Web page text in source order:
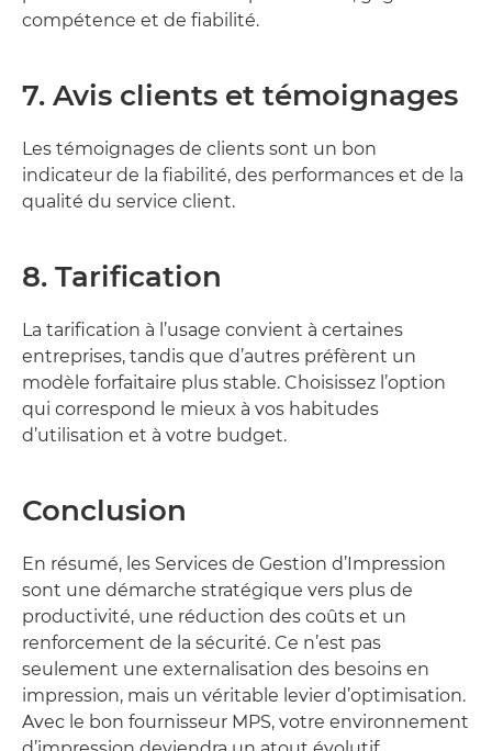
compétence et de fiabilité.
7. Avis clients et témoignages
Les témoignages de clients sont un bon
indicateur de la fiabilité, des performances et de la
qualité du service client.
8. Tarification
La tarification à l’usage convient à certaines
entreprises, tandis que d’autres préfèrent un
modèle forfaitaire plus stable. Choisissez l’option
qui correspond le mieux à vos habitudes
d’utilisation et à votre budget.
Conclusion
En résumé, les Services de Gestion d’Impression
sont une démarche stratégique vers plus de
productivité, une réduction des coûts et un
renforcement de la sécurité. Ce n’est pas
seulement une externalisation des besoins en
impression, mais un véritable levier d’optimisation.
Avec le bon fournisseur MPS, votre environnement